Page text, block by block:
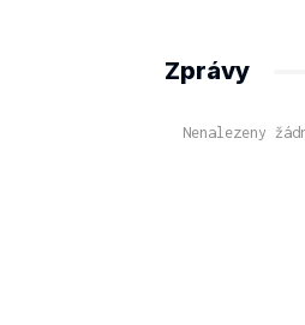
Zprávy
Nenalezeny